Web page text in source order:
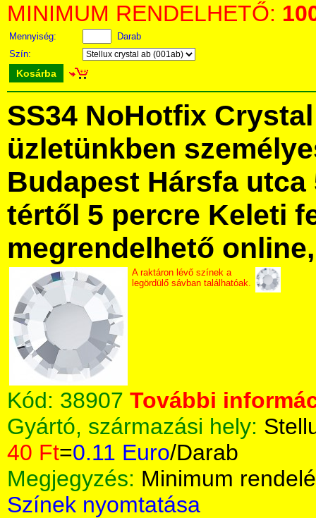
MINIMUM RENDELHETŐ:
Mennyiség:
Darab
Szín:
Kosárba
SS34 NoHotfix
üzletünkben
Budapest Hársfa utca
tértől 5 percre Keleti
megrendelhető
A raktáron lévő színek a
legördülő sávban találhatóak.
Kód: 38907 További
Gyártó, származási hely:
40 Ft=0.11 Euro/Darab
Megjegyzés: Minimum
Színek nyomtatása